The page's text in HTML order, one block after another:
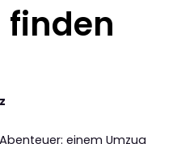
einem Umzug